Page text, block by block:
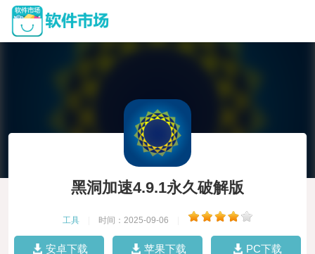
黑洞加速4.9.1永久破解版
工具 时间：2025-09-06
安卓下载 苹果下载 PC下载